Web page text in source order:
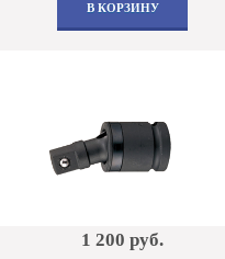
В КОРЗИНУ
1 200 руб.